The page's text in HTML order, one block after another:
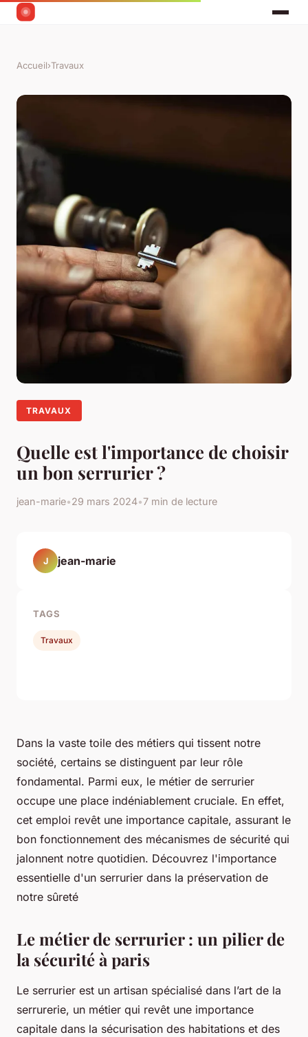
Accueil›Travaux
TRAVAUX
Quelle est l'importance de choisir
un bon serrurier ?
jean-marie•29 mars 2024•7 min de lecture
Dans la vaste toile des métiers qui tissent notre
société, certains se distinguent par leur rôle
fondamental. Parmi eux, le métier de serrurier
occupe une place indéniablement cruciale. En effet,
cet emploi revêt une importance capitale, assurant le
bon fonctionnement des mécanismes de sécurité qui
jalonnent notre quotidien. Découvrez l'importance
essentielle d'un serrurier dans la préservation de
notre sûreté
Le métier de serrurier : un pilier de
la sécurité à paris
Le serrurier est un artisan spécialisé dans l’art de la
serrurerie, un métier qui revêt une importance
capitale dans la sécurisation des habitations et des
J jean-marie
TAGS
Travaux